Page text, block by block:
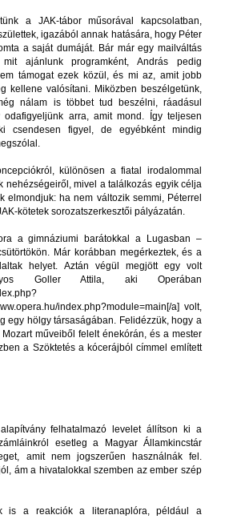
a JAK-tábor műsorával kapcsolatban,
igazából annak hatására, hogy Péter
a saját dumáját. Bár már egy mailváltás
mit ajánlunk programként, András pedig
támogat ezek közül, és mi az, amit jobb
kellene valósítani. Miközben beszélgetünk,
nálam is többet tud beszélni, ráadásul
arra, amit mond. Így teljesen
csendesen figyel, de egyébként mindig
különösen a fiatal irodalommal
nehézségeiről, mivel a találkozás egyik célja
elmondjuk: ha nem változik semmi, Péterrel
kötetek sorozatszerkesztői pályázatán.
a gimnáziumi barátokkal a Lugasban –
Már korábban megérkeztek, és a
helyet. Aztán végül megjött egy volt
Goller Attila, aki Operában
index.php?module=main[/a] volt,
egy hölgy társaságában. Felidézzük, hogy a
műveiből felelt énekórán, és a mester
a Szöktetés a kócerájból címmel említett
felhatalmazó levelet állítson ki a
esetleg a Magyar Államkincstár
amit nem jogszerűen használnák fel.
ám a hivatalokkal szemben az ember szép
is a reakciók a literanaplóra, például a